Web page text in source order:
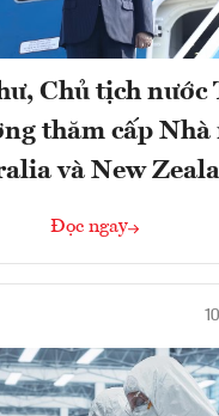
Chủ tịch nước
thăm cấp Nhà
và New
Đọc ngay